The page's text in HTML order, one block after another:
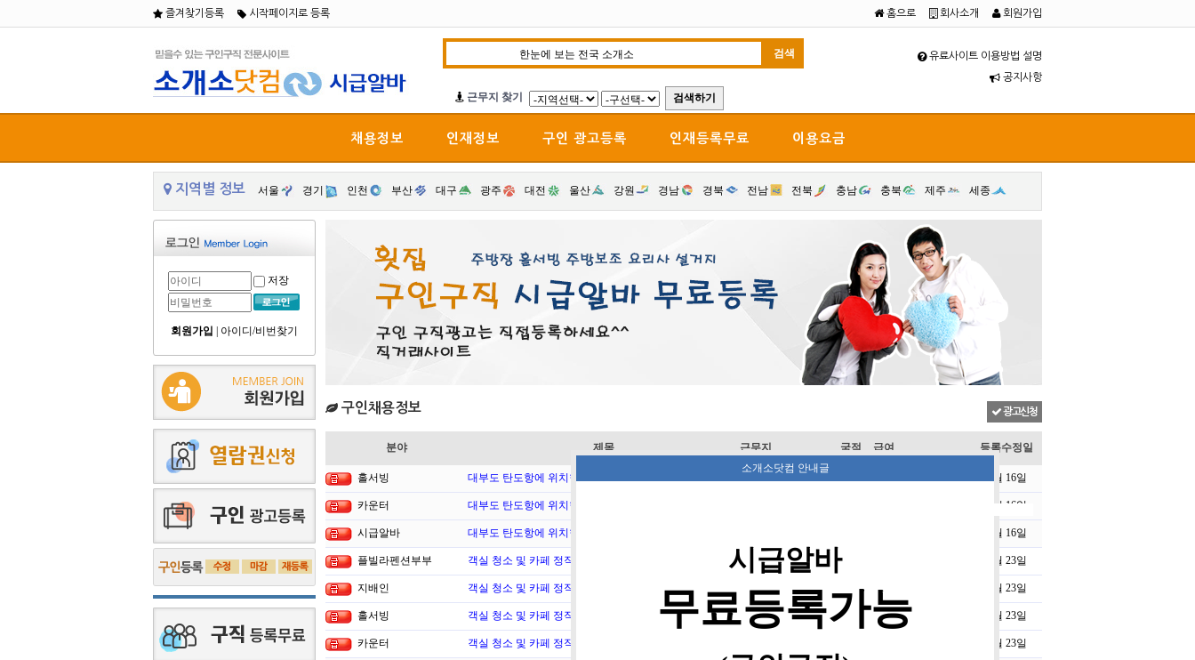
즐겨찾기등록 시작페이지로 등록 홈으로 회사소개 회원가입
소개소닷컴 안내글
시급알바
무료등록가능
근무지 찾기
유료사이트 이용방법 설명
공지사항
채용정보 인재정보 구인 광고등록 인재등록무료 이용요금
지역별 정보 서울 경기 인천 부산 대구 광주 대전 울산 강원 경남 경북 전남 전북 충남 충북 제주 세종
저장
회원가입 아이디/비번찾기
구인채용정보 광고신청
분야 제목 근무지 국적 급여 등록수정일
홀서빙 대부도 탄도항에 위치한 카페에서 함께 일하실… 7월 16일
카운터 대부도 탄도항에 위치한 카페에서 함께 일하실… 7월 16일
시급알바 대부도 탄도항에 위치한 카페에서 함께 일하실… 7월 16일
플빌라펜션부부 객실 청소 및 카페 정직원 및 알바 모집 경기 가평군 한국 6월 23일
지배인 객실 청소 및 카페 정직원 및 알바 모집 경기 가평군 한국 협의후결정 6월 23일
홀서빙 객실 청소 및 카페 정직원 및 알바 모집 경기 가평군 한국 협의후결정 6월 23일
카운터 객실 청소 및 카페 정직원 및 알바 모집 6월 23일